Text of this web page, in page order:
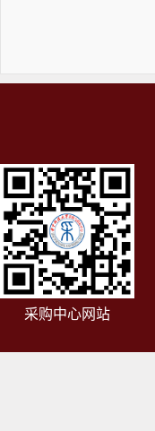
采购中心网站